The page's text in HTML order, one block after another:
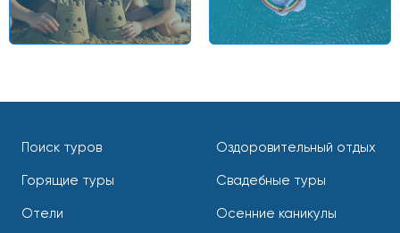
Поиск туров
Горящие туры
Отели
Оздоровительный отдых
Свадебные туры
Осенние каникулы